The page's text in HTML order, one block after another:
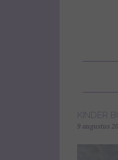
KINDER
9 augustus